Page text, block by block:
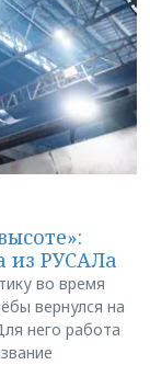
из РУСАЛа
во время
вернулся на
него работа